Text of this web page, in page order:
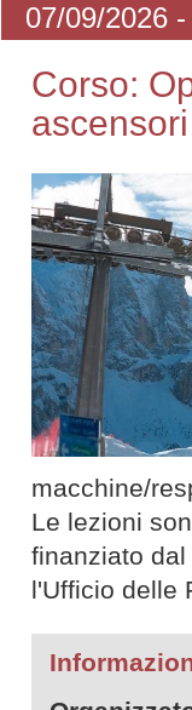
07/09/2026
Corso:
macchine/
Le lezioni
finanziato
l'Ufficio delle